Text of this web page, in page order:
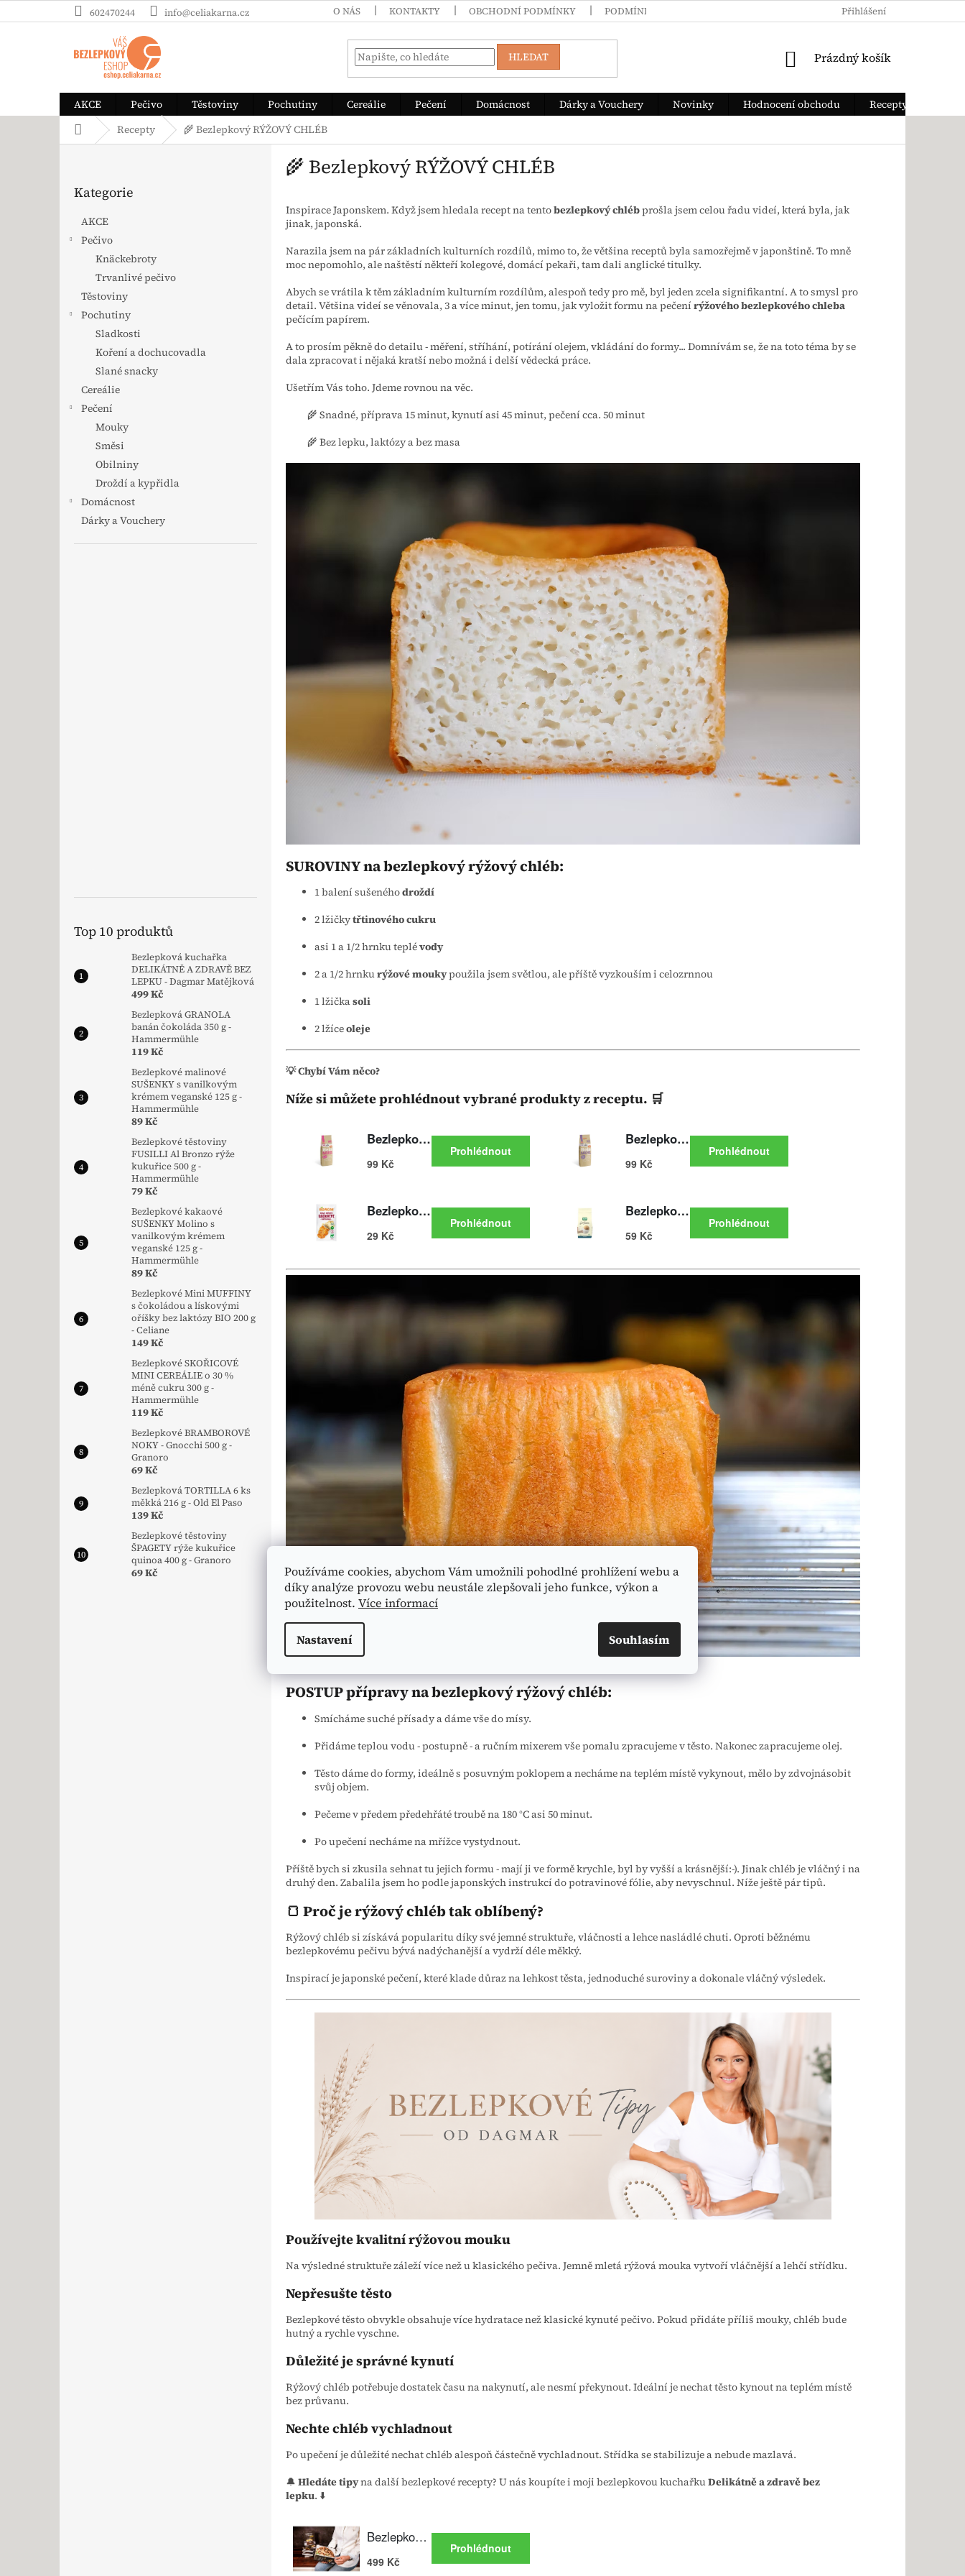
Používáme cookies, abychom Vám umožnili pohodlné prohlížení webu a
díky analýze provozu webu neustále zlepšovali jeho funkce, výkon a
použitelnost. Více informací
Nastavení Souhlasím
602470244 info@celiakarna.cz O NÁS KONTAKTY OBCHODNÍ PODMÍNKY PODMÍNKY OCHRANY OSOBNÍCH ÚDAJŮ JAK ZAPLATIT
Přihlášení
HLEDAT NÁKUPNÍ KOŠÍK
Prázdný košík
AKCE Pečivo Těstoviny Pochutiny Cereálie Pečení Domácnost Dárky a Vouchery Novinky Hodnocení obchodu
Recepty
Domů Recepty 🌾 Bezlepkový RÝŽOVÝ CHLÉB
Kategorie
AKCE
Pečivo
Knäckebroty
Trvanlivé pečivo
Těstoviny
Pochutiny
Sladkosti
Koření a dochucovadla
Slané snacky
Cereálie
Pečení
Mouky
Směsi
Obilniny
Droždí a kypřidla
Domácnost
Dárky a Vouchery
Top 10 produktů
Bezlepková kuchařka
DELIKÁTNĚ A ZDRAVĚ BEZ
LEPKU - Dagmar Matějková
499 Kč
Bezlepková GRANOLA
banán čokoláda 350 g -
Hammermühle
119 Kč
Bezlepkové malinové
SUŠENKY s vanilkovým
krémem veganské 125 g -
Hammermühle
89 Kč
Bezlepkové těstoviny
FUSILLI Al Bronzo rýže
kukuřice 500 g -
Hammermühle
79 Kč
Bezlepkové kakaové
SUŠENKY Molino s
vanilkovým krémem
veganské 125 g -
Hammermühle
89 Kč
Bezlepkové Mini MUFFINY
s čokoládou a lískovými
oříšky bez laktózy BIO 200 g
- Celiane
149 Kč
Bezlepkové SKOŘICOVÉ
MINI CEREÁLIE o 30 %
méně cukru 300 g -
Hammermühle
119 Kč
Bezlepkové BRAMBOROVÉ
NOKY - Gnocchi 500 g -
Granoro
69 Kč
Bezlepková TORTILLA 6 ks
měkká 216 g - Old El Paso
139 Kč
Bezlepkové těstoviny
ŠPAGETY rýže kukuřice
quinoa 400 g - Granoro
69 Kč
🌾 Bezlepkový RÝŽOVÝ CHLÉB
Inspirace Japonskem. Když jsem hledala recept na tentobezlepkový chlébprošla jsem celou řadu videí, která byla, jak
jinak, japonská.
Narazila jsem na pár základních kulturních rozdílů, mimo to, že většina receptů byla samozřejmě v japonštině. To mně
moc nepomohlo, ale naštěstí někteří kolegové, domácí pekaři, tam dali anglické titulky.
Abych se vrátila k těm základním kulturním rozdílům, alespoň tedy pro mě, byl jeden zcela signifikantní. A to smysl pro
detail. Většina videí se věnovala, 3 a více minut, jen tomu, jak vyložit formu na pečení rýžového bezlepkového chleba
pečícím papírem.
A to prosím pěkně do detailu - měření, stříhání, potírání olejem, vkládání do formy... Domnívám se, že na toto téma by se
dala zpracovat i nějaká kratší nebo možná i delší vědecká práce.
Ušetřím Vás toho. Jdeme rovnou na věc.
🌾 Snadné, příprava 15 minut, kynutí asi 45 minut, pečení cca. 50 minut
🌾 Bez lepku, laktózy a bez masa
SUROVINY na bezlepkový rýžový chléb:
1 balení sušenéhodroždí
2 lžičkytřtinového cukru
asi 1 a 1/2 hrnku teplévody
2 a 1/2 hrnkurýžové moukypoužila jsem světlou, ale příště vyzkouším i celozrnnou
1 lžičkasoli
2 lžíceoleje
💡 Chybí Vám něco?
Níže si můžete prohlédnout vybrané produkty z receptu. 🛒
POSTUP přípravy na bezlepkový rýžový chléb:
Smícháme suché přísady a dáme vše do mísy.
Přidáme teplou vodu - postupně - a ručním mixerem vše pomalu zpracujeme v těsto. Nakonec zapracujeme olej.
Těsto dáme do formy, ideálně s posuvným poklopem a necháme na teplém místě vykynout, mělo by zdvojnásobit
svůj objem.
Pečeme v předem předehřáté troubě na 180 °C asi 50 minut.
Po upečení necháme na mřížce vystydnout.
Příště bych si zkusila sehnat tu jejich formu - mají ji ve formě krychle, byl by vyšší a krásnější:-). Jinak chléb je vláčný i na
druhý den. Zabalila jsem ho podle japonských instrukcí do potravinové fólie, aby nevyschnul. Níže ještě pár tipů.
🍞 Proč je rýžový chléb tak oblíbený?
Rýžový chléb si získává popularitu díky své jemné struktuře, vláčnosti a lehce nasládlé chuti. Oproti běžnému
bezlepkovému pečivu bývá nadýchanější a vydrží déle měkký.
Inspirací je japonské pečení, které klade důraz na lehkost těsta, jednoduché suroviny a dokonale vláčný výsledek.
Používejte kvalitní rýžovou mouku
Na výsledné struktuře záleží více než u klasického pečiva. Jemně mletá rýžová mouka vytvoří vláčnější a lehčí střídku.
Nepřesušte těsto
Bezlepkové těsto obvykle obsahuje více hydratace než klasické kynuté pečivo. Pokud přidáte příliš mouky, chléb bude
hutný a rychle vyschne.
Důležité je správné kynutí
Rýžový chléb potřebuje dostatek času na nakynutí, ale nesmí překynout. Ideální je nechat těsto kynout na teplém místě
bez průvanu.
Nechte chléb vychladnout
Po upečení je důležité nechat chléb alespoň částečně vychladnout. Střídka se stabilizuje a nebude mazlavá.
🔔 Hledáte tipyna další bezlepkové recepty? U nás koupíte i moji bezlepkovou kuchařkuDelikátně a zdravě bez
lepku. ⬇️